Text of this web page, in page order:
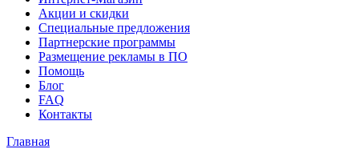
Акции и скидки
Специальные предложения
Партнерские программы
Размещение рекламы в ПО
Помощь
Блог
FAQ
Контакты
Главная